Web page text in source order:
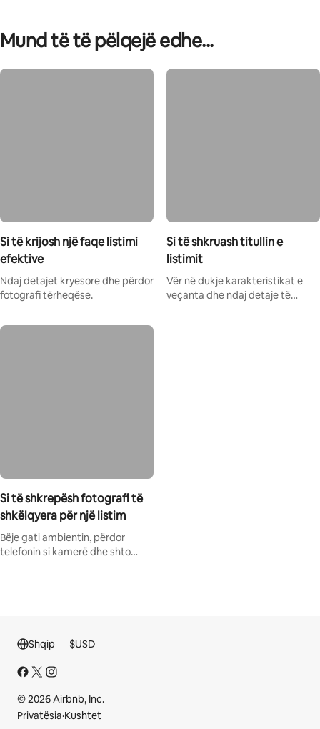
Mund të të pëlqejë edhe...
Si të krijosh një faqe listimi
efektive
Ndaj detajet kryesore dhe përdor
fotografi tërheqëse.
Si të shkruash titullin e
listimit
Vër në dukje karakteristikat e
veçanta dhe ndaj detaje të
Si të shkrepësh fotografi të
shkëlqyera për një listim
Bëje gati ambientin, përdor
telefonin si kamerë dhe shto
Shqip $USD
© 2026 Airbnb, Inc.
Privatësia·Kushtet